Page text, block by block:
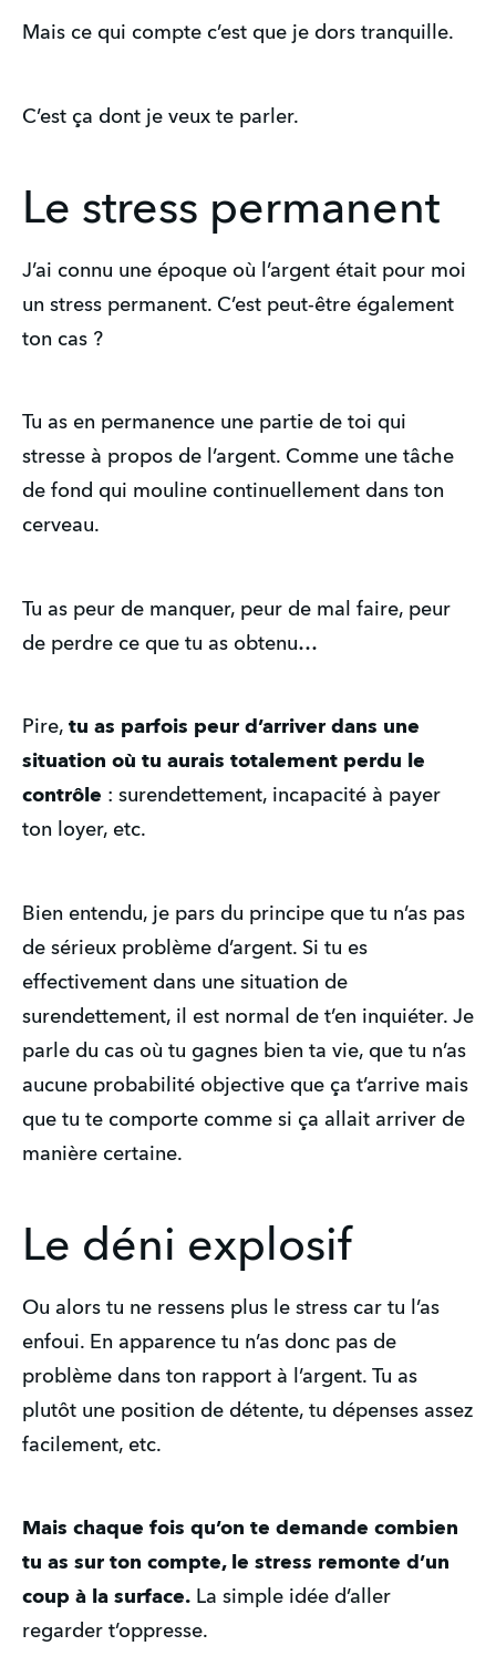
Mais ce qui compte c’est que je dors tranquille.
C’est ça dont je veux te parler.
Le stress permanent
J’ai connu une époque où l’argent était pour moi
un stress permanent. C’est peut-être également
ton cas ?
Tu as en permanence une partie de toi qui
stresse à propos de l’argent. Comme une tâche
de fond qui mouline continuellement dans ton
cerveau.
Tu as peur de manquer, peur de mal faire, peur
de perdre ce que tu as obtenu…
Pire, tu as parfois peur d’arriver dans une
situation où tu aurais totalement perdu le
contrôle : surendettement, incapacité à payer
ton loyer, etc.
Bien entendu, je pars du principe que tu n’as pas
de sérieux problème d’argent. Si tu es
effectivement dans une situation de
surendettement, il est normal de t’en inquiéter. Je
parle du cas où tu gagnes bien ta vie, que tu n’as
aucune probabilité objective que ça t’arrive mais
que tu te comporte comme si ça allait arriver de
manière certaine.
Le déni explosif
Ou alors tu ne ressens plus le stress car tu l’as
enfoui. En apparence tu n’as donc pas de
problème dans ton rapport à l’argent. Tu as
plutôt une position de détente, tu dépenses assez
facilement, etc.
Mais chaque fois qu’on te demande combien
tu as sur ton compte, le stress remonte d’un
coup à la surface. La simple idée d’aller
regarder t’oppresse.